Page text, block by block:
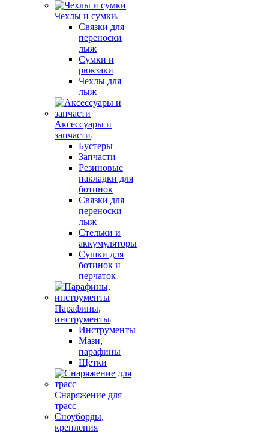
Чехлы и сумки
Связки для
переноски
лыж
Сумки и
рюкзаки
Чехлы для
лыж
Аксессуары и
запчасти
Бустеры
Запчасти
Резиновые
накладки для
ботинок
Связки для
переноски
лыж
Стельки и
аккумуляторы
Сушки для
ботинок и
перчаток
Парафины,
инструменты
Инструменты
Мази,
парафины
Щетки
Снаряжение для
трасс
Сноуборды,
крепления